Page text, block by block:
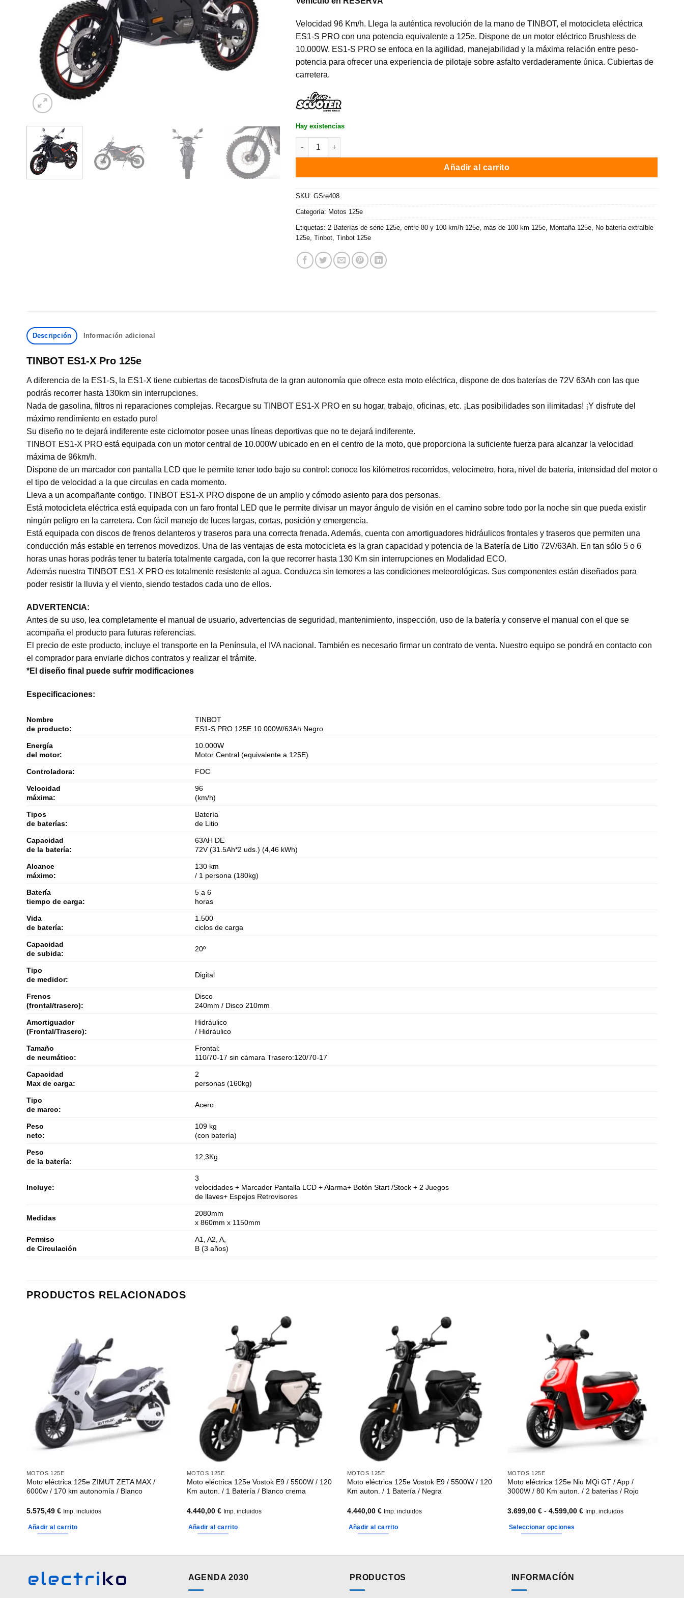
Velocidad 96 Km/h. Llega la auténtica revolución de la mano de TINBOT, el motocicleta eléctrica
ES1-S PRO con una potencia equivalente a 125e. Dispone de un motor eléctrico Brushless de
10.000W. ES1-S PRO se enfoca en la agilidad, manejabilidad y la máxima relación entre peso-
potencia para ofrecer una experiencia de pilotaje sobre asfalto verdaderamente única. Cubiertas de
carretera.
Hay existencias
Moto eléctrica 125e TINBOT ES1-X Pro / 10.000W / Doble Batería / 130 km auton. / Negro / Montaña cantidad
Añadir al carrito
SKU:GSre408
Categoría: Motos 125e
Etiquetas: 2 Baterías de serie 125e ,entre 80 y 100 km/h 125e ,más de 100 km 125e Montaña 125e No batería extraíble
125e ,Tinbot ,Tinbot 125e
Descripción Información adicional
TINBOT ES1-X Pro 125e
A diferencia de la ES1-S, la ES1-X tiene cubiertas de tacosDisfruta de la gran autonomía que ofrece esta moto eléctrica, dispone de dos baterías de 72V 63Ah con las que
podrás recorrer hasta 130km sin interrupciones.
Nada de gasolina, filtros ni reparaciones complejas. Recargue su TINBOT ES1-X PRO en su hogar, trabajo, oficinas, etc. ¡Las posibilidades son ilimitadas! ¡Y disfrute del
máximo rendimiento en estado puro!
Su diseño no te dejará indiferente este ciclomotor posee unas líneas deportivas que no te dejará indiferente.
TINBOT ES1-X PRO está equipada con un motor central de 10.000W ubicado en en el centro de la moto, que proporciona la suficiente fuerza para alcanzar la velocidad
máxima de 96km/h.
Dispone de un marcador con pantalla LCD que le permite tener todo bajo su control: conoce los kilómetros recorridos, velocímetro, hora, nivel de batería, intensidad del motor o
el tipo de velocidad a la que circulas en cada momento.
Lleva a un acompañante contigo. TINBOT ES1-X PRO dispone de un amplio y cómodo asiento para dos personas.
Está motocicleta eléctrica está equipada con un faro frontal LED que le permite divisar un mayor ángulo de visión en el camino sobre todo por la noche sin que pueda existir
ningún peligro en la carretera. Con fácil manejo de luces largas, cortas, posición y emergencia.
Está equipada con discos de frenos delanteros y traseros para una correcta frenada. Además, cuenta con amortiguadores hidráulicos frontales y traseros que permiten una
conducción más estable en terrenos movedizos. Una de las ventajas de esta motocicleta es la gran capacidad y potencia de la Batería de Litio 72V/63Ah. En tan sólo 5 o 6
horas unas horas podrás tener tu batería totalmente cargada, con la que recorrer hasta 130 Km sin interrupciones en Modalidad ECO.
Además nuestra TINBOT ES1-X PRO es totalmente resistente al agua. Conduzca sin temores a las condiciones meteorológicas. Sus componentes están diseñados para
poder resistir la lluvia y el viento, siendo testados cada uno de ellos.
ADVERTENCIA:
Antes de su uso, lea completamente el manual de usuario, advertencias de seguridad, mantenimiento, inspección, uso de la batería y conserve el manual con el que se
acompaña el producto para futuras referencias.
El precio de este producto, incluye el transporte en la Península, el IVA nacional. También es necesario firmar un contrato de venta. Nuestro equipo se pondrá en contacto con
el comprador para enviarle dichos contratos y realizar el trámite.
*El diseño final puede sufrir modificaciones
Especificaciones:
Nombre
de producto:
TINBOT
ES1-S PRO 125E 10.000W/63Ah Negro
Energía
del motor:
10.000W
Motor Central (equivalente a 125E)
Controladora: FOC
Velocidad
máxima:
96
(km/h)
Tipos
de baterías:
Batería
de Litio
Capacidad
de la batería:
63AH DE
72V (31.5Ah*2 uds.) (4,46 kWh)
Alcance
máximo:
130 km
/ 1 persona (180kg)
Batería
tiempo de carga:
5 a 6
horas
Vida
de batería:
1.500
ciclos de carga
Capacidad
de subida:
20º
Tipo
de medidor:
Digital
Frenos
(frontal/trasero):
Disco
240mm / Disco 210mm
Amortiguador
(Frontal/Trasero):
Hidráulico
/ Hidráulico
Tamaño
de neumático:
Frontal:
110/70-17 sin cámara Trasero:120/70-17
Capacidad
Max de carga:
2
personas (160kg)
Tipo
de marco:
Acero
Peso
neto:
109 kg
(con batería)
Peso
de la batería:
12,3Kg
Incluye:
3
velocidades + Marcador Pantalla LCD + Alarma+ Botón Start /Stock + 2 Juegos
de llaves+ Espejos Retrovisores
Medidas
2080mm
x 860mm x 1150mm
Permiso
de Circulación
A1, A2, A,
B (3 años)
PRODUCTOS RELACIONADOS
MOTOS 125E
Moto eléctrica 125e ZIMUT ZETA MAX /
6000w / 170 km autonomía / Blanco
5.575,49 € Imp. incluidos
Añadir al carrito
MOTOS 125E
Moto eléctrica 125e Vostok E9 / 5500W / 120
Km auton. / 1 Batería / Blanco crema
4.440,00 € Imp. incluidos
Añadir al carrito
MOTOS 125E
Moto eléctrica 125e Vostok E9 / 5500W / 120
Km auton. / 1 Batería / Negra
4.440,00 € Imp. incluidos
Añadir al carrito
MOTOS 125E
Moto eléctrica 125e Niu MQi GT / App /
3000W / 80 Km auton. / 2 baterias / Rojo
3.699,00 € - 4.599,00 €Rango
Imp. incluidos
Seleccionar opciones
múltiples
AGENDA 2030 PRODUCTOS INFORMACÍÓN